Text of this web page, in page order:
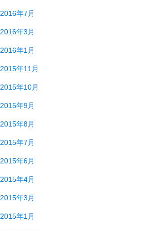
2016年7月
2016年3月
2016年1月
2015年11月
2015年10月
2015年9月
2015年8月
2015年7月
2015年6月
2015年4月
2015年3月
2015年1月